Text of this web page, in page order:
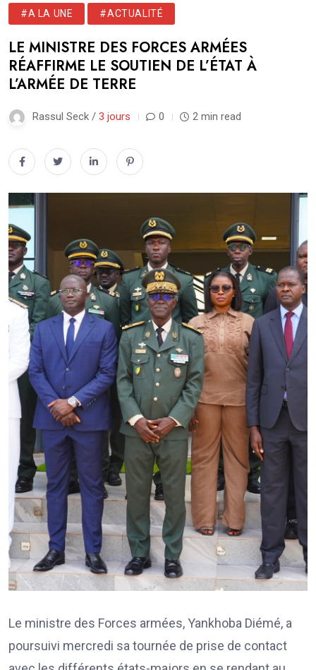
#A LA UNE #ACTUALITÉ
LE MINISTRE DES FORCES ARMÉES
RÉAFFIRME LE SOUTIEN DE L’ÉTAT À
L’ARMÉE DE TERRE
Rassul Seck / 3 jours 0 2 min read
Le ministre des Forces armées, Yankhoba Diémé, a
poursuivi mercredi sa tournée de prise de contact